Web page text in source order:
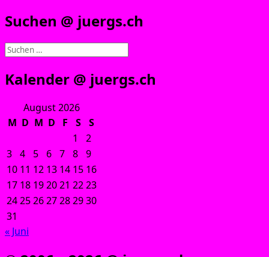
Suchen @ juergs.ch
Suchen
Kalender @ juergs.ch
August 2026
M D M D F S
S
1
2
3 4 5 6 7 8 9
10 11 12 13 14 15 16
17 18 192021 2223
24252627282930
31
« Juni